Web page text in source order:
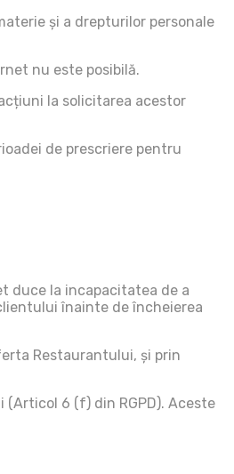
și a drepturilor personale
nu este posibilă.
la solicitarea acestor
de prescriere pentru
duce la incapacitatea de a
înainte de încheierea
Restaurantului, și prin
6 (f) din RGPD). Aceste